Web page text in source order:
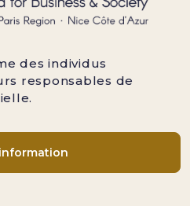
des individus
responsables de